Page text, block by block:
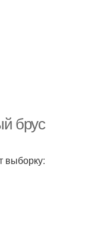
брус
выборку: